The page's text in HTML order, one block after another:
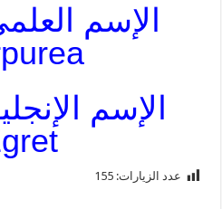
عدد الزيارات: 155